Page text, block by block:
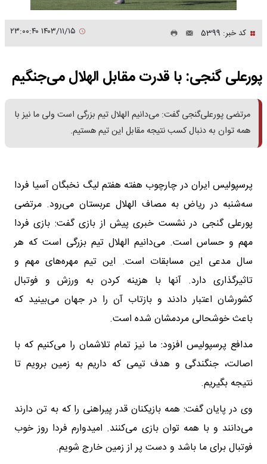
کد خبر: 5399
پورعلی گنجی: با قدرت مقابل الهلال می‌جنگیم
مرتضی پورعلی‌گنجی گفت: می‌دانیم الهلال تیم بزرگی است ولی ما نیز با
همه توان به دنبال کسب نتیجه مقابل این تیم هستیم.
پرسپولیس ایران در چارچوب هفته هفتم لیگ نخبگان آسیا فردا
سه‌شنبه در ریاض به مصاف الهلال عربستان می‌رود. مرتضی
پورعلی گنجی در نشست خبری پیش از بازی گفت: بازی فردا
مهم و حساس است. می‌دانیم الهلال تیم بزرگی است که هر
سال مدعی این مسابقات است. این تیم مهره‌های مهم و
تاثیرگذاری دارد. آنها با هزینه کردن به ورزش و فوتبال
کشورشان اعتبار دادند و بازتاب آن را در جهان می‌بینید که
باعث خوشحالی مردمشان شده است.
مدافع پرسپولیس افزود: ما نیز تمام تلاشمان را می‌کنیم که با
اصالت، جنگندگی و هدف تیمی که داریم به زمین برویم تا
نتیجه بگیریم.
وی در پایان گفت: همه بازیکنان قدر پیراهنی را که به تن دارند
می‌دانند و با همه توان بازی می‌کنند. امیدوارم فردا روز خوب
فوتبال برای ما باشد و دست پر از زمین خارج شویم.